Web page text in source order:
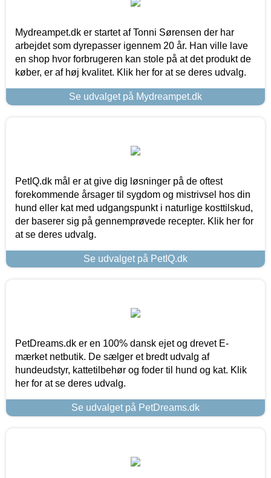
Mydreampet.dk er startet af Tonni Sørensen der har
arbejdet som dyrepasser igennem 20 år. Han ville lave
en shop hvor forbrugeren kan stole på at det produkt de
køber, er af høj kvalitet. Klik her for at se deres udvalg.
Se udvalget på Mydreampet.dk
PetIQ.dk mål er at give dig løsninger på de oftest
forekommende årsager til sygdom og mistrivsel hos din
hund eller kat med udgangspunkt i naturlige kosttilskud,
der baserer sig på gennemprøvede recepter. Klik her for
at se deres udvalg.
Se udvalget på PetIQ.dk
PetDreams.dk er en 100% dansk ejet og drevet E-
mærket netbutik. De sælger et bredt udvalg af
hundeudstyr, kattetilbehør og foder til hund og kat. Klik
her for at se deres udvalg.
Se udvalget på PetDreams.dk